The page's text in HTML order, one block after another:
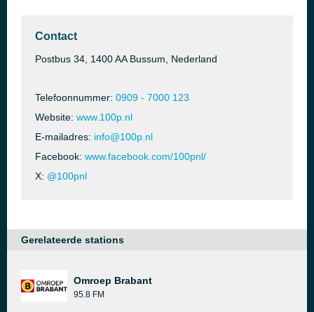
Contact
Postbus 34, 1400 AA Bussum, Nederland
Telefoonnummer: 0909 - 7000 123
Website: www.100p.nl
E-mailadres: info@100p.nl
Facebook: www.facebook.com/100pnl/
X: @100pnl
Gerelateerde stations
Omroep Brabant
95.8 FM